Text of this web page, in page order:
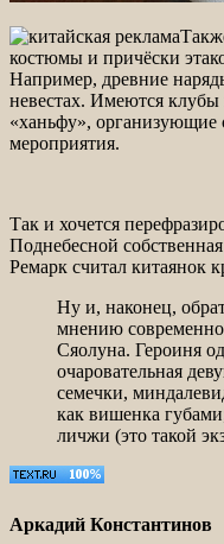
костюмы и причёски
Например, древние
невестах. Имеются клубы
«ханьфу», организующие
мероприятия.
Так и хочется
Поднебесной
Ремарк считал
Ну и, наконец,
мнению
Сяолуна. Героиня
очаровательная
семечки,
как вишенка
личжи (это такой
Аркадий Константинов